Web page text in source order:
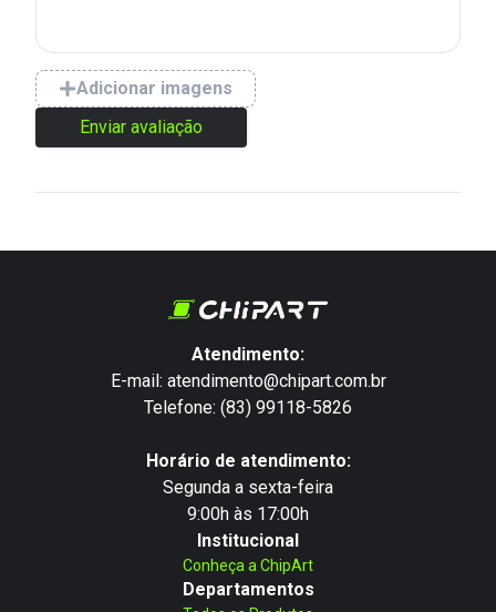
Adicionar imagens
Enviar avaliação
Atendimento:
E-mail: atendimento@chipart.com.br
Telefone: (83) 99118-5826
Horário de atendimento:
Segunda a sexta-feira
9:00h às 17:00h
Institucional
Conheça a ChipArt
Departamentos